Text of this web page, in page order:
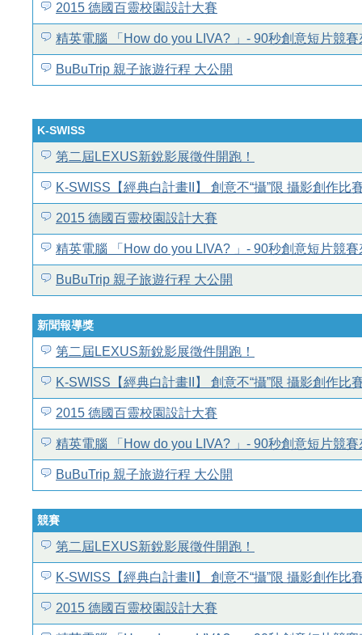
2015 德國百靈校園設計大賽
精英電腦 「How do you LIVA? 」- 90秒創意短片競賽
BuBuTrip 親子旅遊行程 大公開
K-SWISS
第二屆LEXUS新銳影展徵件開跑！
K-SWISS【經典白計畫II】 創意不“攝”限 攝影創作比
2015 德國百靈校園設計大賽
精英電腦 「How do you LIVA? 」- 90秒創意短片競賽
BuBuTrip 親子旅遊行程 大公開
新聞報導獎
第二屆LEXUS新銳影展徵件開跑！
K-SWISS【經典白計畫II】 創意不“攝”限 攝影創作比
2015 德國百靈校園設計大賽
精英電腦 「How do you LIVA? 」- 90秒創意短片競賽
BuBuTrip 親子旅遊行程 大公開
競賽
第二屆LEXUS新銳影展徵件開跑！
K-SWISS【經典白計畫II】 創意不“攝”限 攝影創作比
2015 德國百靈校園設計大賽